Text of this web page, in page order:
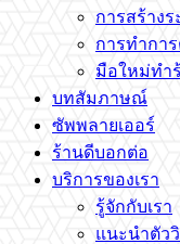
การสร้าง
การทำกา
มือใหม่ทำ
บทสัมภาษณ์
ซัพพลายเออร์
ร้านดีบอกต่อ
บริการของเรา
รู้จักกับเรา
แนะนำตัว